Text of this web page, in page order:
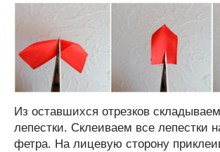
Из оставшихся отрезков
лепестки. Склеиваем все лепестки
фетра. На лицевую сторону